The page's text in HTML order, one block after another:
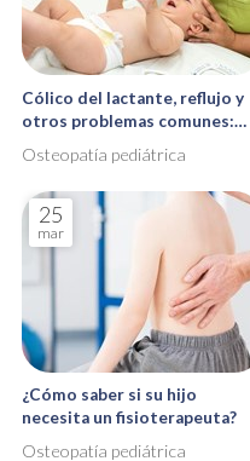
Cólico del lactante, reflujo y
otros problemas comunes:
osteopatía
Osteopatía pediátrica
25
mar
¿Cómo saber si su hijo
necesita un fisioterapeuta?
Osteopatía pediátrica